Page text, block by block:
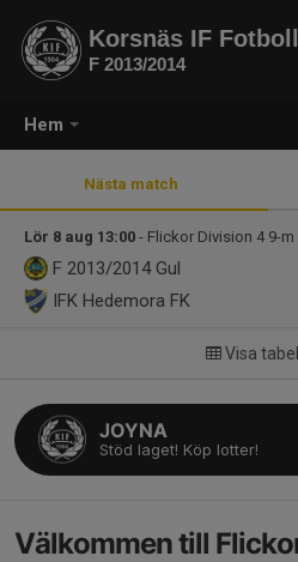
Hem
Korsnäs IF Fotboll
F 2013/2014
Nästa match
Lör 8 aug 13:00 - Flickor Division 4 9-m
F 2013/2014 Gul
IFK Hedemora FK
Visa
JOYNA
Stöd laget! Köp lotter!
Välkommen till